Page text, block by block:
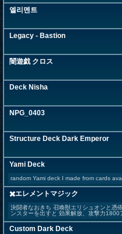
엘리멘트
Legacy - Bastion
闇遊戯 クロス
Deck Nisha
NPG_0403
Structure Deck Dark Emperor
Yami Deck
random Yami deck I made from cards
✖️エレメントマジック
決闘者なおきち 召喚獣エリシュオンと憑
ンスターを出すと 効果解放、攻撃力1800
Custom Dark Deck